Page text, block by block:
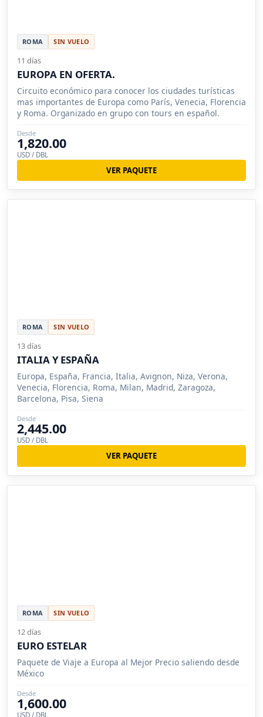
ROMA SIN VUELO
11 días
EUROPA EN OFERTA.
Circuito económico para conocer los ciudades turísticas
mas importantes de Europa como París, Venecia, Florencia
y Roma. Organizado en grupo con tours en español.
Desde
1,820.00
USD / DBL
VER PAQUETE
ROMA SIN VUELO
13 días
ITALIA Y ESPAÑA
Europa, España, Francia, Italia, Avignon, Niza, Verona,
Venecia, Florencia, Roma, Milan, Madrid, Zaragoza,
Barcelona, Pisa, Siena
Desde
2,445.00
USD / DBL
VER PAQUETE
ROMA SIN VUELO
12 días
EURO ESTELAR
Paquete de Viaje a Europa al Mejor Precio saliendo desde
México
Desde
1,600.00
USD / DBL